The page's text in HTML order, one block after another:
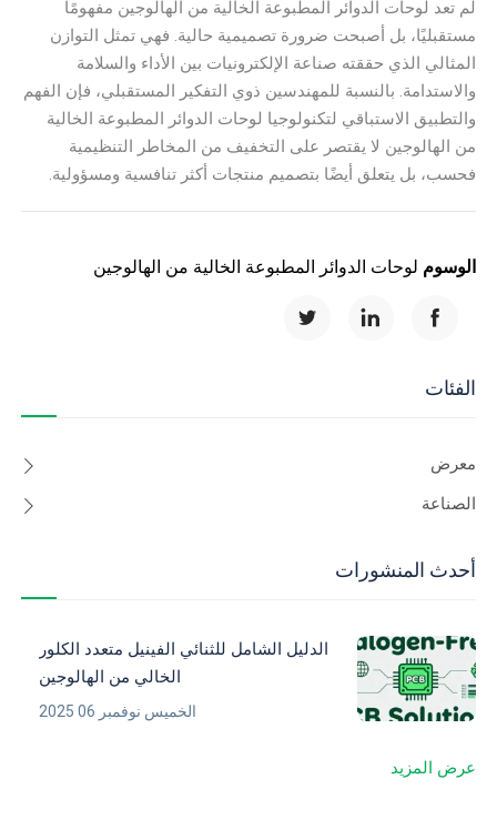
لم تعد لوحات الدوائر المطبوعة الخالية من الهالوجين مفهومًا
مستقبليًا، بل أصبحت ضرورة تصميمية حالية. فهي تمثل التوازن
المثالي الذي حققته صناعة الإلكترونيات بين الأداء والسلامة
والاستدامة. بالنسبة للمهندسين ذوي التفكير المستقبلي، فإن الفهم
والتطبيق الاستباقي لتكنولوجيا لوحات الدوائر المطبوعة الخالية
من الهالوجين لا يقتصر على التخفيف من المخاطر التنظيمية
فحسب، بل يتعلق أيضًا بتصميم منتجات أكثر تنافسية ومسؤولية.
الوسوم لوحات الدوائر المطبوعة الخالية من الهالوجين
الفئات
معرض
الصناعة
أحدث المنشورات
الدليل الشامل للثنائي الفينيل متعدد الكلور
الخالي من الهالوجين
الخميس نوفمبر 06 2025
عرض المزيد